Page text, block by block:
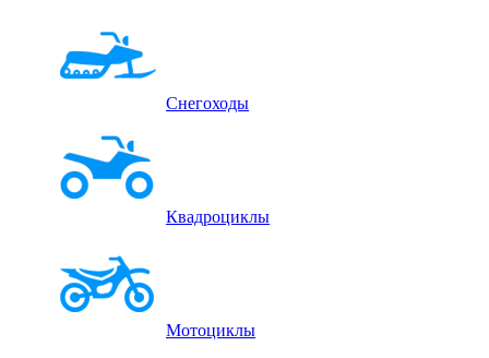
Снегоходы
Квадроциклы
Мотоциклы